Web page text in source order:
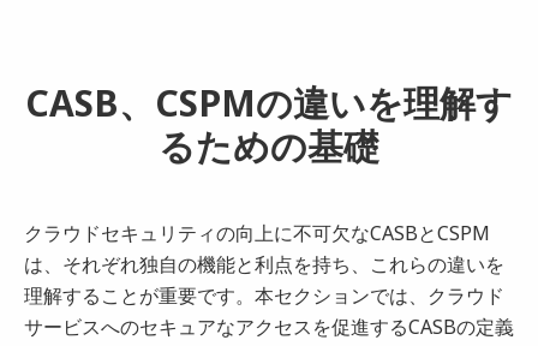
CASB、CSPMの違いを理解す
るための基礎
クラウドセキュリティの向上に不可欠なCASBとCSPM
は、それぞれ独自の機能と利点を持ち、これらの違いを
理解することが重要です。本セクションでは、クラウド
サービスへのセキュアなアクセスを促進するCASBの定義